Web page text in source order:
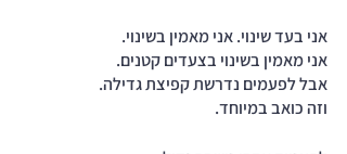
אני בעד שינוי. אני מאמין בשינוי.
אני מאמין בשינוי בצעדים קטנים.
אבל לפעמים נדרשת קפיצת גדילה.
וזה כואב במיוחד.